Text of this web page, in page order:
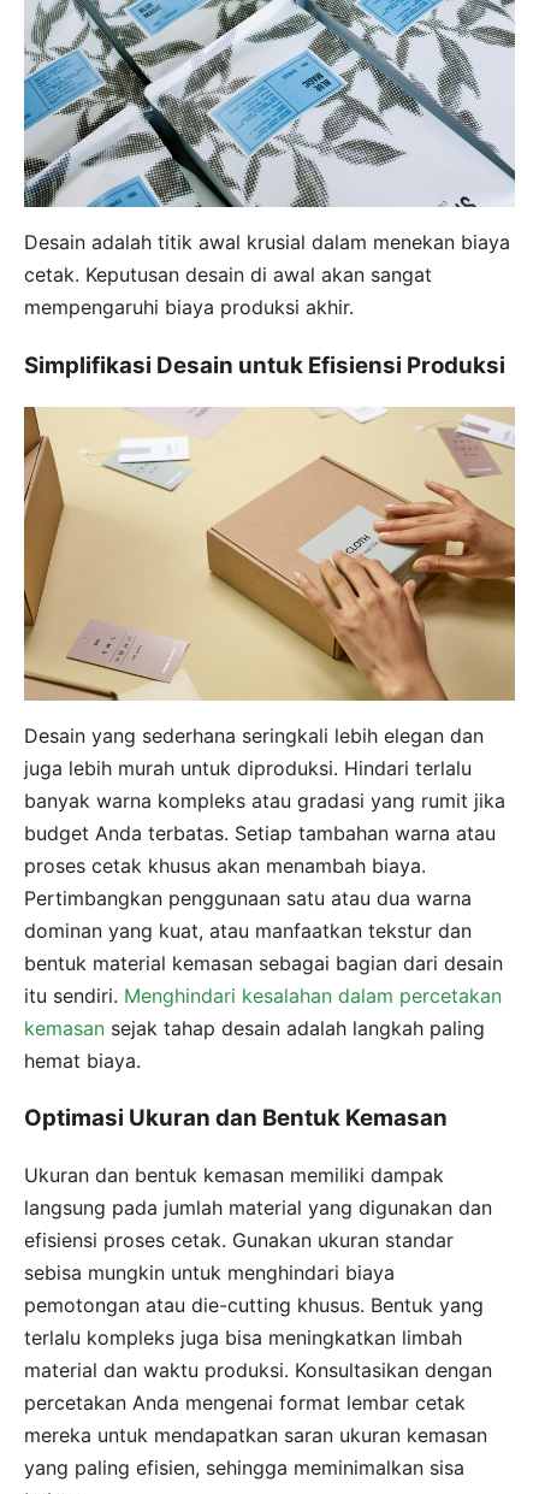
Desain adalah titik awal krusial dalam menekan biaya
cetak. Keputusan desain di awal akan sangat
mempengaruhi biaya produksi akhir.
Simplifikasi Desain untuk Efisiensi Produksi
Desain yang sederhana seringkali lebih elegan dan
juga lebih murah untuk diproduksi. Hindari terlalu
banyak warna kompleks atau gradasi yang rumit jika
budget Anda terbatas. Setiap tambahan warna atau
proses cetak khusus akan menambah biaya.
Pertimbangkan penggunaan satu atau dua warna
dominan yang kuat, atau manfaatkan tekstur dan
bentuk material kemasan sebagai bagian dari desain
itu sendiri. Menghindari kesalahan dalam percetakan
kemasan sejak tahap desain adalah langkah paling
hemat biaya.
Optimasi Ukuran dan Bentuk Kemasan
Ukuran dan bentuk kemasan memiliki dampak
langsung pada jumlah material yang digunakan dan
efisiensi proses cetak. Gunakan ukuran standar
sebisa mungkin untuk menghindari biaya
pemotongan atau die-cutting khusus. Bentuk yang
terlalu kompleks juga bisa meningkatkan limbah
material dan waktu produksi. Konsultasikan dengan
percetakan Anda mengenai format lembar cetak
mereka untuk mendapatkan saran ukuran kemasan
yang paling efisien, sehingga meminimalkan sisa